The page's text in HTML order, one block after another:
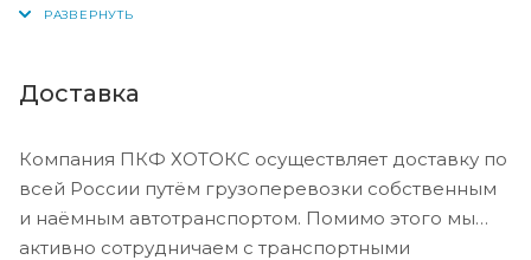
Доставка
Компания ПКФ ХОТОКС осуществляет доставку по
всей России путём грузоперевозки собственным
и наёмным автотранспортом. Помимо этого мы
активно сотрудничаем с транспортными